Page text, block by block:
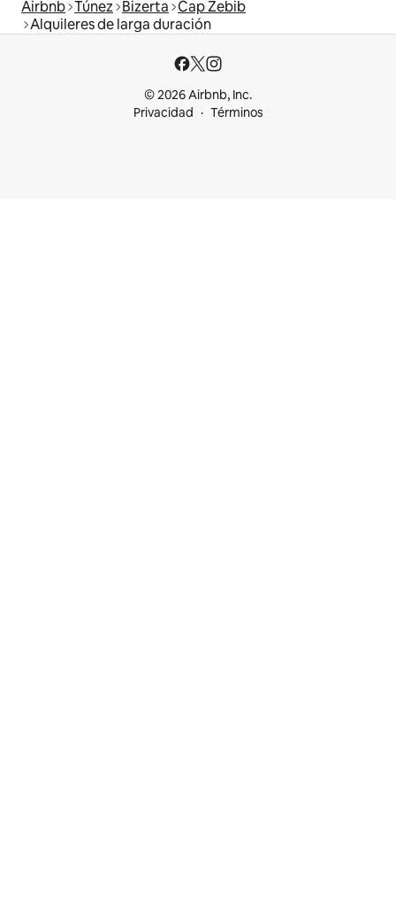
Airbnb Túnez Bizerta Cap Zebib
Alquileres de larga duración
© 2026 Airbnb, Inc.
Privacidad
Términos